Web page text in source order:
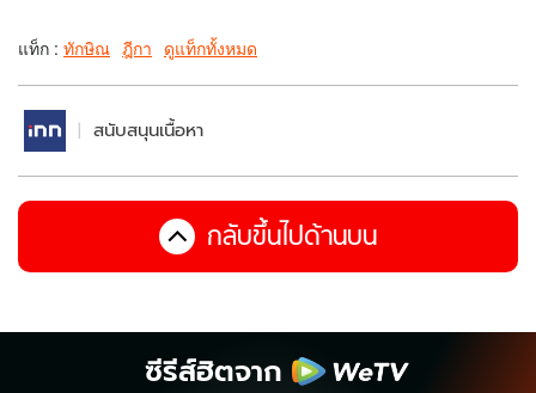
แท็ก : ทักษิณ ฎีกา ดูแท็กทั้งหมด
สนับสนุนเนื้อหา
กลับขึ้นไปด้านบน
ซีรีส์ฮิตจาก